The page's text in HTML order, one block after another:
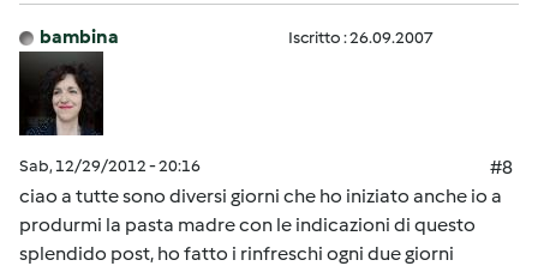
bambina Iscritto : 26.09.2007
Sab, 12/29/2012 - 20:16
#8
ciao a tutte sono diversi giorni che ho iniziato anche io a
produrmi la pasta madre con le indicazioni di questo
splendido post, ho fatto i rinfreschi ogni due giorni